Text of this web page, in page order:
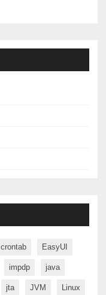
crontab EasyUI
impdp java
jta JVM Linux